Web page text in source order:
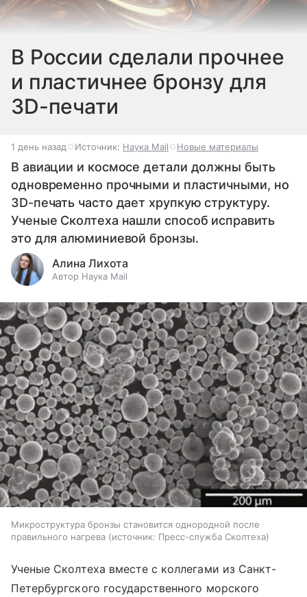
В России сделали прочнее
и пластичнее бронзу для
3D-печати
1 день назад Источник: Наука Mail Новые материалы
В авиации и космосе детали должны быть
одновременно прочными и пластичными, но
3D-печать часто дает хрупкую структуру.
Ученые Сколтеха нашли способ исправить
это для алюминиевой бронзы.
Алина Лихота
Автор Наука Mail
Микроструктура бронзы становится однородной после
правильного нагрева
источник: Пресс-служба Сколтеха
Ученые Сколтеха вместе с коллегами из Санкт-
Петербургского государственного морского